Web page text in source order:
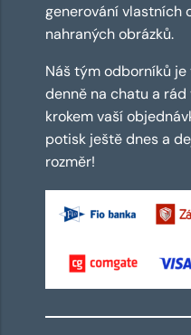
generování vlastních
nahraných obrázků.
Náš tým odborníků
denně na chatu a
krokem vaší
potisk ještě dnes a
rozměr!